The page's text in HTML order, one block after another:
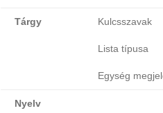
Tárgy Kulcsszavak
Lista típusa
Egység
Nyelv